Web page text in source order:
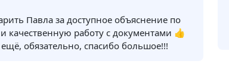
Павла за доступное объяснение по
качественную работу с документами 👍
обязательно, спасибо большое!!!